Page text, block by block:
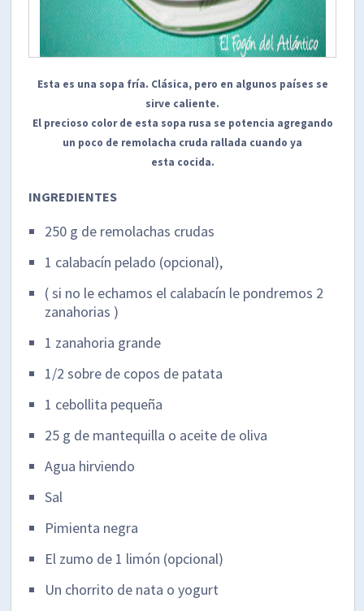
Esta es una sopa fría. Clásica, pero en algunos países se
sirve caliente.
El precioso color de esta sopa rusa se potencia agregando
un poco de remolacha cruda rallada cuando ya
esta cocida.
INGREDIENTES
250 g de remolachas crudas
1 calabacín pelado (opcional),
( si no le echamos el calabacín le pondremos 2
zanahorias )
1 zanahoria grande
1/2 sobre de copos de patata
1 cebollita pequeña
25 g de mantequilla o aceite de oliva
Agua hirviendo
Sal
Pimienta negra
El zumo de 1 limón (opcional)
Un chorrito de nata o yogurt